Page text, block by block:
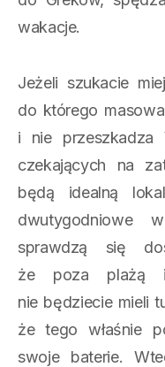
wakacje.
Jeżeli szukacie
do którego
i nie przeszkadza
czekających na
będą idealną
dwutygodniowe
sprawdzą się
że poza plażą i
nie będziecie mieli
że tego właśnie
swoje baterie.